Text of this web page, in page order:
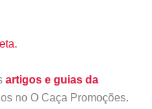
artigos e guias da
no O Caça Promoções.